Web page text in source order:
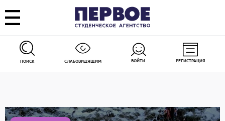
ПОИСК СЛАБОВИДЯЩИМ ВОЙТИ РЕГИСТРАЦИЯ